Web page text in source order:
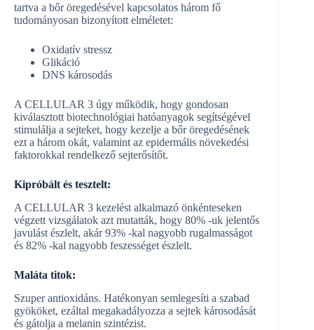
tartva a bőr öregedésével kapcsolatos három fő
tudományosan bizonyított elméletet:
Oxidatív stressz
Glikáció
DNS károsodás
A CELLULAR 3 úgy működik, hogy gondosan
kiválasztott biotechnológiai hatóanyagok segítségével
stimulálja a sejteket, hogy kezelje a bőr öregedésének
ezt a három okát, valamint az epidermális növekedési
faktorokkal rendelkező sejterősítőt.
Kipróbált és tesztelt:
A CELLULAR 3 kezelést alkalmazó önkénteseken
végzett vizsgálatok azt mutatták, hogy 80% -uk jelentős
javulást észlelt, akár 93% -kal nagyobb rugalmasságot
és 82% -kal nagyobb feszességet észlelt.
Maláta titok:
Szuper antioxidáns. Hatékonyan semlegesíti a szabad
gyököket, ezáltal megakadályozza a sejtek károsodását
és gátolja a melanin szintézist.